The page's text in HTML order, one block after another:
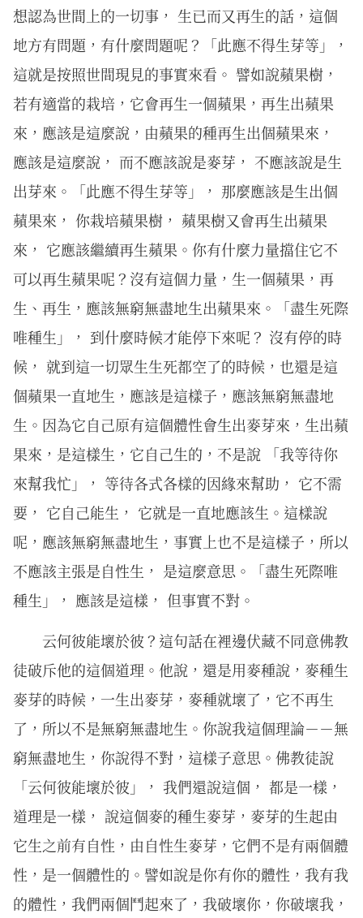
想認為世間上的一切事， 生已而又再生的話，這個
地方有問題，有什麼問題呢？「此應不得生芽等」，
這就是按照世間現見的事實來看。 譬如說蘋果樹，
若有適當的栽培，它會再生一個蘋果，再生出蘋果
來，應該是這麼說，由蘋果的種再生出個蘋果來，
應該是這麼說， 而不應該說是麥芽， 不應該說是生
出芽來。「此應不得生芽等」， 那麼應該是生出個
蘋果來， 你栽培蘋果樹， 蘋果樹又會再生出蘋果
來， 它應該繼續再生蘋果。你有什麼力量擋住它不
可以再生蘋果呢？沒有這個力量，生一個蘋果，再
生、再生，應該無窮無盡地生出蘋果來。「盡生死際
唯種生」， 到什麼時候才能停下來呢？ 沒有停的時
候， 就到這一切眾生生死都空了的時候，也還是這
個蘋果一直地生，應該是這樣子，應該無窮無盡地
生。因為它自己原有這個體性會生出麥芽來，生出蘋
果來，是這樣生，它自己生的，不是說 「我等待你
來幫我忙」， 等待各式各樣的因緣來幫助， 它不需
要， 它自己能生， 它就是一直地應該生。這樣說
呢，應該無窮無盡地生，事實上也不是這樣子，所以
不應該主張是自性生， 是這麼意思。「盡生死際唯
種生」， 應該是這樣， 但事實不對。
云何彼能壞於彼？這句話在裡邊伏藏不同意佛教
徒破斥他的這個道理。他說，還是用麥種說，麥種生
麥芽的時候，一生出麥芽，麥種就壞了，它不再生
了，所以不是無窮無盡地生。你說我這個理論－－無
窮無盡地生，你說得不對，這樣子意思。佛教徒說
「云何彼能壞於彼」， 我們還說這個， 都是一樣，
道理是一樣， 說這個麥的種生麥芽，麥芽的生起由
它生之前有自性，由自性生麥芽，它們不是有兩個體
性，是一個體性的。譬如說是你有你的體性，我有我
的體性，我們兩個鬥起來了，我破壞你，你破壞我，